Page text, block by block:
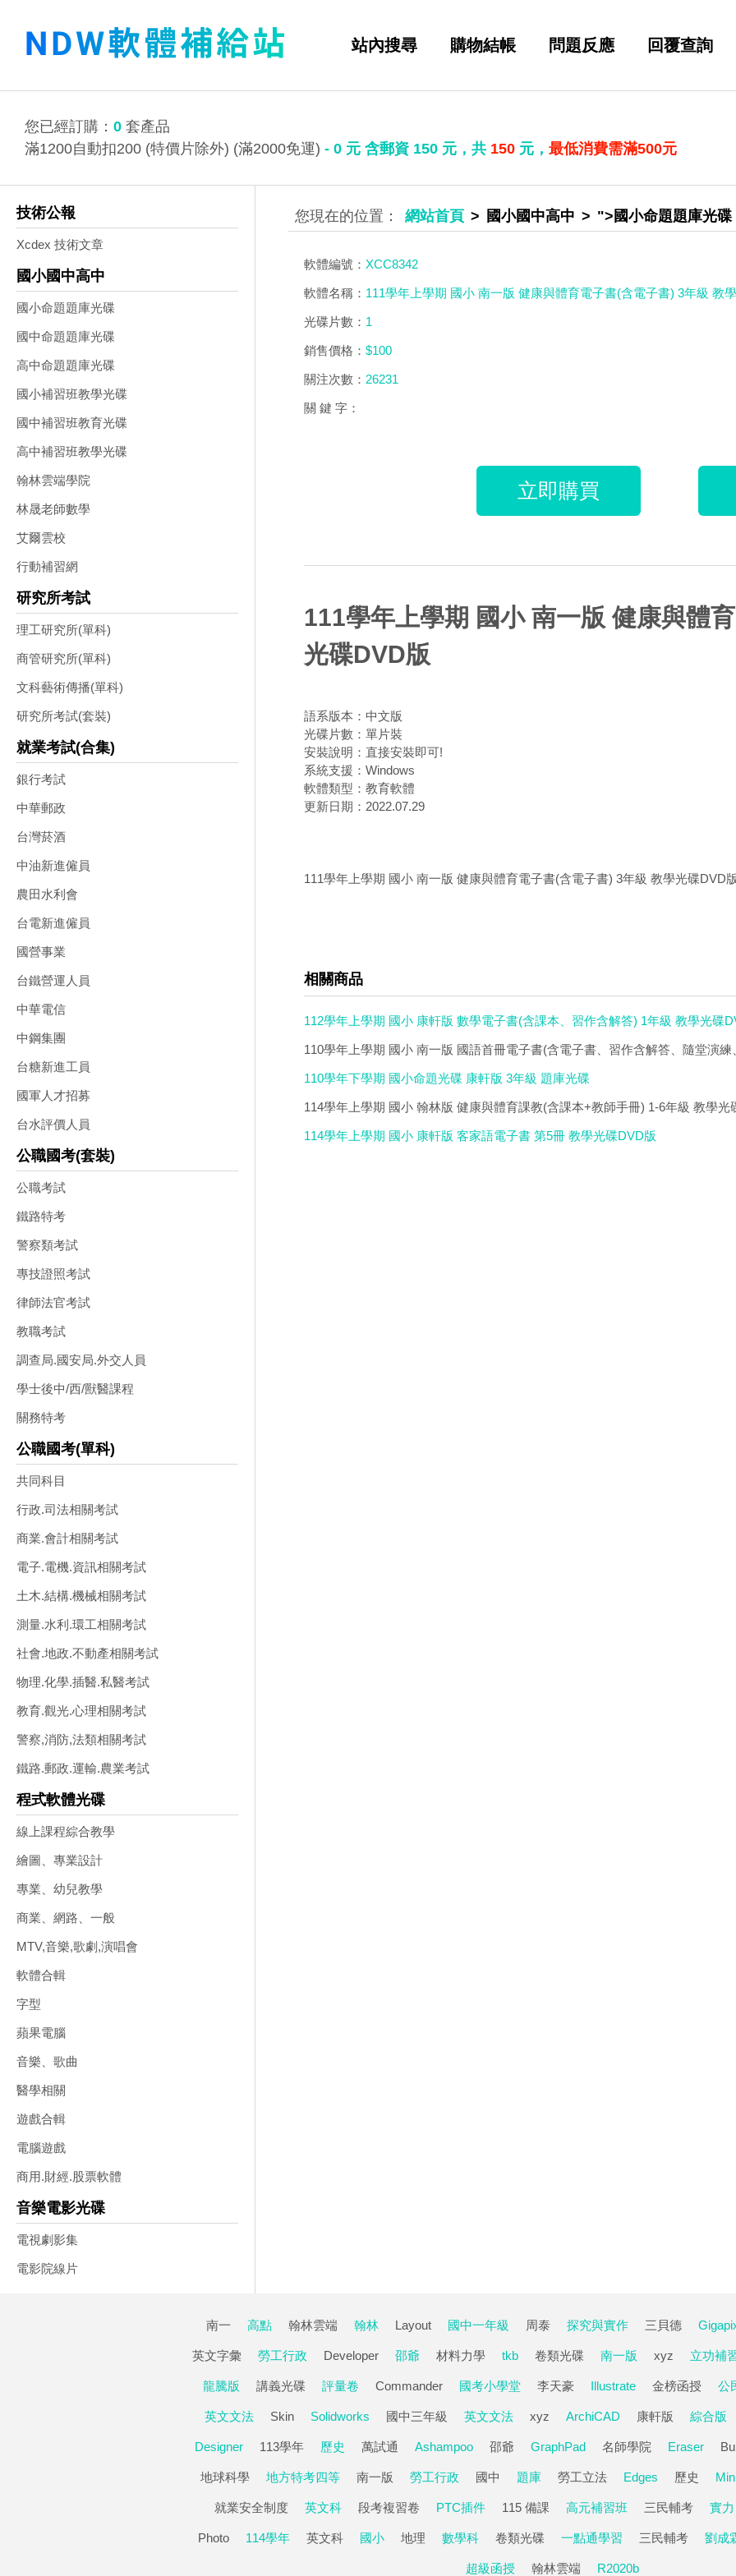
站內搜尋 購物結帳 問題反應 回覆查詢
您已經訂購： 0 套產品
滿1200自動扣200 (特價片除外) (滿2000免運) - 0 元 含郵資 150 元，共 150 元， 最低消費需滿500元
技術公報
Xcdex 技術文章
國小國中高中
國小命題題庫光碟
國中命題題庫光碟
高中命題題庫光碟
國小補習班教學光碟
國中補習班教育光碟
高中補習班教學光碟
翰林雲端學院
林晟老師數學
艾爾雲校
行動補習網
研究所考試
理工研究所(單科)
商管研究所(單科)
文科藝術傳播(單科)
研究所考試(套裝)
就業考試(合集)
銀行考試
中華郵政
台灣菸酒
中油新進僱員
農田水利會
台電新進僱員
國營事業
台鐵營運人員
中華電信
中鋼集團
台糖新進工員
國軍人才招募
台水評價人員
公職國考(套裝)
公職考試
鐵路特考
警察類考試
專技證照考試
律師法官考試
教職考試
調查局.國安局.外交人員
學士後中/西/獸醫課程
關務特考
公職國考(單科)
共同科目
行政.司法相關考試
商業.會計相關考試
電子.電機.資訊相關考試
土木.結構.機械相關考試
測量.水利.環工相關考試
社會.地政.不動產相關考試
物理.化學.插醫.私醫考試
教育.觀光.心理相關考試
警察,消防,法類相關考試
鐵路.郵政.運輸.農業考試
程式軟體光碟
線上課程綜合教學
繪圖、專業設計
專業、幼兒教學
商業、網路、一般
MTV,音樂,歌劇,演唱會
軟體合輯
字型
蘋果電腦
音樂、歌曲
醫學相關
遊戲合輯
電腦遊戲
商用.財經.股票軟體
音樂電影光碟
電視劇影集
電影院線片
網站首頁 國小國中高中 ">國小命題題庫光碟
軟體編號：XCC8342
軟體名稱： 111學年上學期 國小 南一版 健康與體育電子書(含電子書) 3年級 教
光碟片數： 1
銷售價格：$100
關注次數： 26231
關 鍵 字：
立即購買
111學年上學期 國小 南一版 健康與體
光碟DVD版
語系版本：中文版
光碟片數：單片裝
安裝說明：直接安裝即可!
系統支援：Windows
軟體類型：教育軟體
更新日期：2022.07.29
111學年上學期 國小 南一版 健康與體育電子書(含電子書) 3年級 教學光碟DVD
相關商品
112學年上學期 國小 康軒版 數學電子書(含課本、習作含解答) 1年級 教學光碟
110學年上學期 國小 南一版 國語首冊電子書(含電子書、習作含解答、隨堂演
110學年下學期 國小命題光碟 康軒版 3年級 題庫光碟
114學年上學期 國小 翰林版 健康與體育課教(含課本+教師手冊) 1-6年級 教學光
114學年上學期 國小 康軒版 客家語電子書 第5冊 教學光碟DVD版
南一 高點 翰林雲端 翰林 Layout 國中一年級 周泰 探究與實作 三貝德
英文字彙 勞工行政 Developer 邵爺 材料力學 tkb 卷類光碟 南一版 xyz 立功補
龍騰版 講義光碟 評量卷 Commander 國考小學堂 李天豪 Illustrate 金榜函授 公
英文文法 Skin Solidworks 國中三年級 英文文法 xyz ArchiCAD 康軒版 綜合版
Designer 113學年 歷史 萬試通 Ashampoo 邵爺 GraphPad 名師學院 Eraser
地球科學 地方特考四等 南一版 勞工行政 國中 題庫 勞工立法 Edges 歷史
就業安全制度 英文科 段考複習卷 PTC插件 115 備課 高元補習班 三民輔考 實力
Photo 114學年 英文科 國小 地理 數學科 卷類光碟 一點通學習 三民輔考 劉成
超級函授 翰林雲端 R2020b